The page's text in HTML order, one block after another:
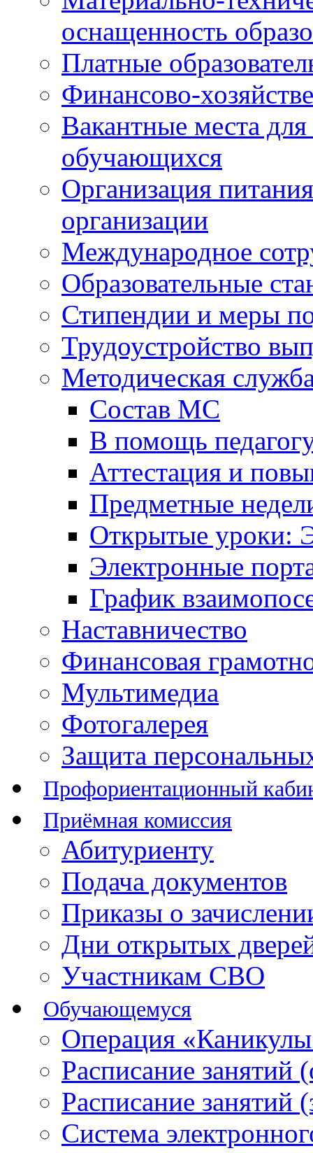
оснащенность
Платные
Финансово-
Вакантные места
обучающихся
Организация
организации
Международное
Образовательные
Стипендии и меры
Трудоустройство
Методическая
Состав МС
В помощь
Аттестация и
Предметные
Открытые уроки:
Электронные
График
Наставничество
Финансовая
Мультимедиа
Фотогалерея
Защита
Профориентационный
Приёмная комиссия
Абитуриенту
Подача документов
Приказы о
Дни открытых
Участникам СВО
Обучающемуся
Операция
Расписание занятий
Расписание занятий
Система